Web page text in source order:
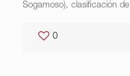
Sogamoso), clasificación de
0